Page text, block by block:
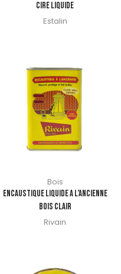
CIRE LIQUIDE
Estalin
Bois
ENCAUSTIQUE LIQUIDE A L’ANCIENNE
BOIS CLAIR
Rivain